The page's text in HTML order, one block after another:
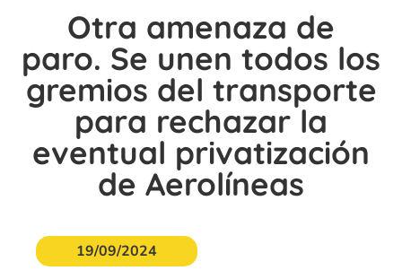
Otra amenaza de
paro. Se unen todos los
gremios del transporte
para rechazar la
eventual privatización
de Aerolíneas
19/09/2024